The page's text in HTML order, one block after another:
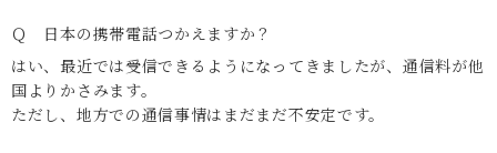
Ｑ 日本の携帯電話つかえますか？
はい、最近では受信できるようになってきましたが、通信料が他
国よりかさみます。
ただし、地方での通信事情はまだまだ不安定です。